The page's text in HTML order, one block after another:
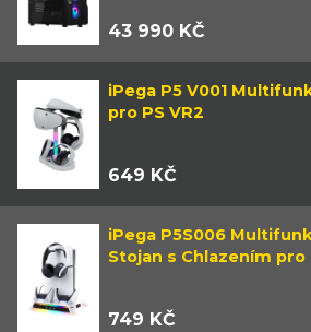
43 990 KČ
iPega P5 V001
pro PS VR2
649 KČ
iPega P5S006
Stojan s Chlazením pro
749 KČ